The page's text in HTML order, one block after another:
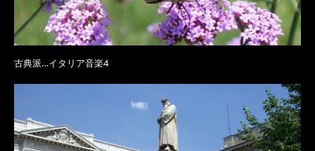
古典派…イタリア音楽4